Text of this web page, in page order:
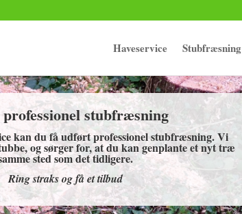
Haveservice Stubfræsning
stubfræsning
kan du få udført professionel stubfræsning. Vi
og sørger for, at du kan genplante et nyt træ
sted som det tidligere.
Ring straks og få et tilbud